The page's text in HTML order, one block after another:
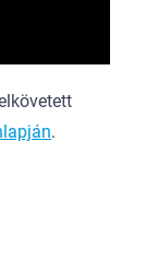
.